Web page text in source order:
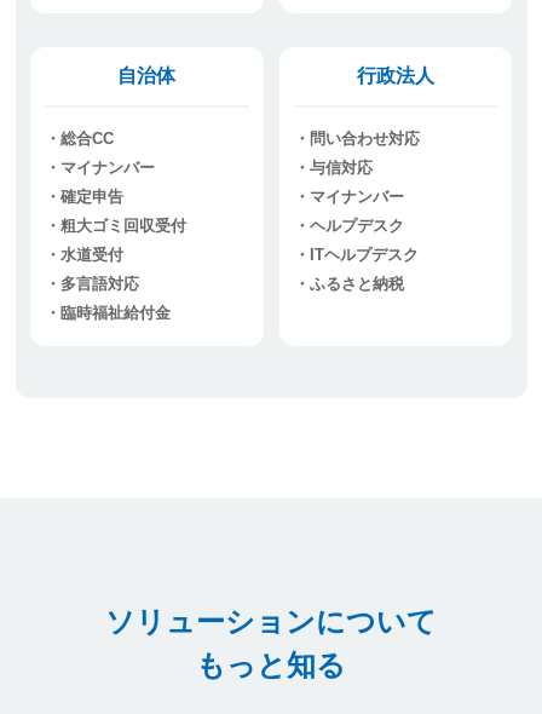
自治体
総合CC
マイナンバー
確定申告
粗大ゴミ回収受付
水道受付
多言語対応
臨時福祉給付金
行政法人
問い合わせ対応
与信対応
マイナンバー
ヘルプデスク
ITヘルプデスク
ふるさと納税
ソリューションについてもっと
ソリューションについて
もっと知る